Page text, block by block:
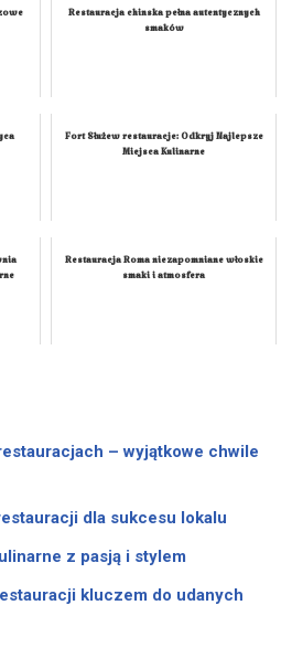
Restauracja chinska pełna autentycznych
smaków
Fort Służew restauracje: Odkryj Najlepsze
Miejsca Kulinarne
Restauracja Roma niezapomniane włoskie
smaki i atmosfera
– wyjątkowe chwile
dla sukcesu lokalu
z pasją i stylem
kluczem do udanych